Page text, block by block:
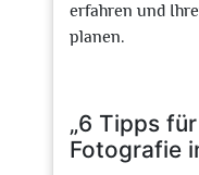
erfahren und
planen.
„6 Tipps
Fotografie